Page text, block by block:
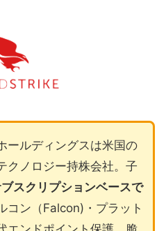
ールディングスは米国の
クノロジー持株会社。子
スクリプションベースで
コン（Falcon)・プラット